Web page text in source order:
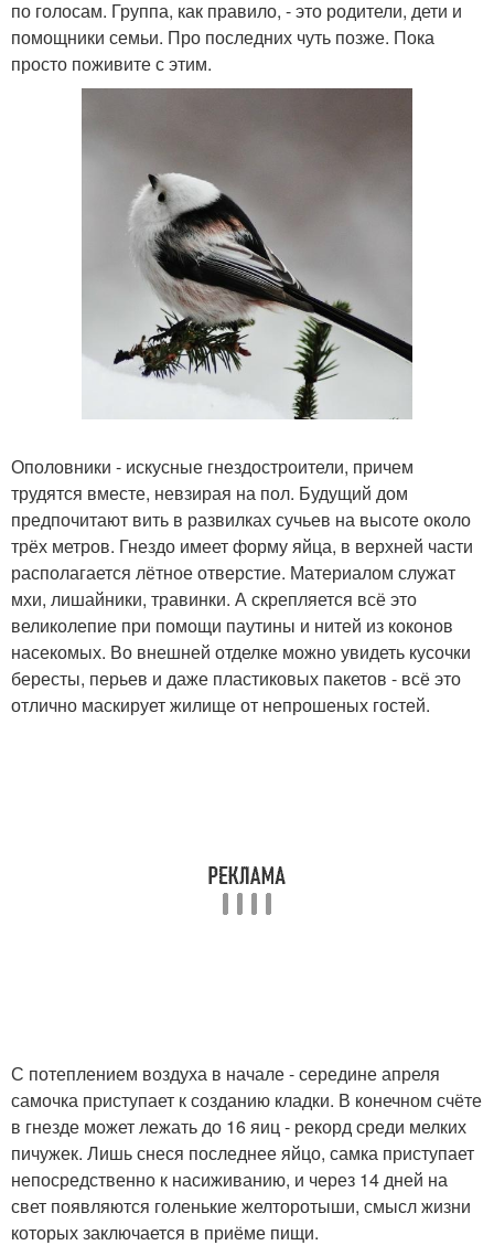
по голосам. Группа, как правило, - это родители, дети и
помощники семьи. Про последних чуть позже. Пока
просто поживите с этим.
Ополовники - искусные гнездостроители, причем
трудятся вместе, невзирая на пол. Будущий дом
предпочитают вить в развилках сучьев на высоте около
трёх метров. Гнездо имеет форму яйца, в верхней части
располагается лётное отверстие. Материалом служат
мхи, лишайники, травинки. А скрепляется всё это
великолепие при помощи паутины и нитей из коконов
насекомых. Во внешней отделке можно увидеть кусочки
бересты, перьев и даже пластиковых пакетов - всё это
отлично маскирует жилище от непрошеных гостей.
С потеплением воздуха в начале - середине апреля
самочка приступает к созданию кладки. В конечном счёте
в гнезде может лежать до 16 яиц - рекорд среди мелких
пичужек. Лишь снеся последнее яйцо, самка приступает
непосредственно к насиживанию, и через 14 дней на
свет появляются голенькие желторотыши, смысл жизни
которых заключается в приёме пищи.